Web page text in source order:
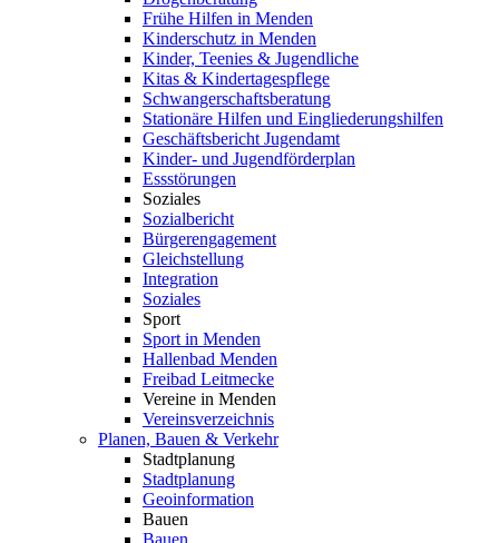
Frühe Hilfen in Menden
Kinderschutz in Menden
Kinder, Teenies & Jugendliche
Kitas & Kindertagespflege
Schwangerschaftsberatung
Stationäre Hilfen und Eingliederungshilfen
Geschäftsbericht Jugendamt
Kinder- und Jugendförderplan
Essstörungen
Soziales
Sozialbericht
Bürgerengagement
Gleichstellung
Integration
Soziales
Sport
Sport in Menden
Hallenbad Menden
Freibad Leitmecke
Vereine in Menden
Vereinsverzeichnis
Planen, Bauen & Verkehr
Stadtplanung
Stadtplanung
Geoinformation
Bauen
Bauen